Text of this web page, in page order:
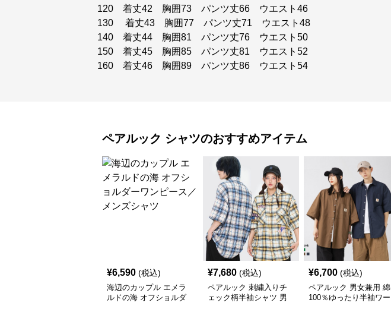
120 着丈42 胸囲73 パンツ丈66 ウエスト46
130 着丈43 胸囲77 パンツ丈71 ウエスト48
140 着丈44 胸囲81 パンツ丈76 ウエスト50
150 着丈45 胸囲85 パンツ丈81 ウエスト52
160 着丈46 胸囲89 パンツ丈86 ウエスト54
ペアルック シャツのおすすめアイテム
¥6,590 (税込)
海辺のカップル エメラ
ルドの海 オフショルダ
¥7,680 (税込)
ペアルック 刺繍入りチ
ェック柄半袖シャツ 男
¥6,700 (税込)
ペアルック 男女兼用 綿
100％ゆったり半袖ワー